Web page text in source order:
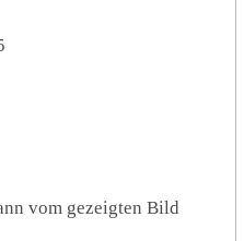
vom gezeigten Bild